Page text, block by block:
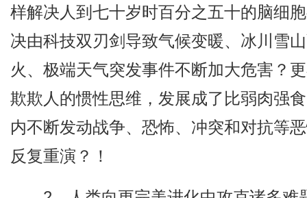
样解决人到七十岁时百分之五十的脑细
决由科技双刃剑导致气候变暖、冰川雪
火、极端天气突发事件不断加大危害？
欺欺人的惯性思维，发展成了比弱肉强
内不断发动战争、恐怖、冲突和对抗等
反复重演？！